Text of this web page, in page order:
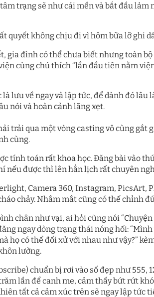
trạng sẽ như cái mền và bắt đầu lảm
quyết không chịu đi vì hôm bữa lỡ ghi
gia đình có thể chưa biết nhưng toàn
cùng chú thích “lần đầu tiên nằm
lưu về ngay và lập tức, để dành đó
nói và hoàn cảnh lãng xẹt.
trải qua một vòng casting vô cùng gắt
cùng.
tính toán rất khoa học. Đăng bài vào
nếu được thì lên hẳn lịch rất chuyên
Camera 360, Instagram, PicsArt,
chảy. Nhắm mắt cũng có thể chỉnh
chân như vại, ai hỏi cũng nói
ngay dòng trạng thái nóng hổi:
họ có thể đối xử với nhau như vậy?”
lường.
chuẩn bị rơi vào số đẹp như 555,
lần để canh me, cảm thấy bứt rứt
tất cả cảm xúc trên sẽ ngay lập tức